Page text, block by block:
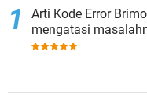
Arti Kode Error
mengatasi